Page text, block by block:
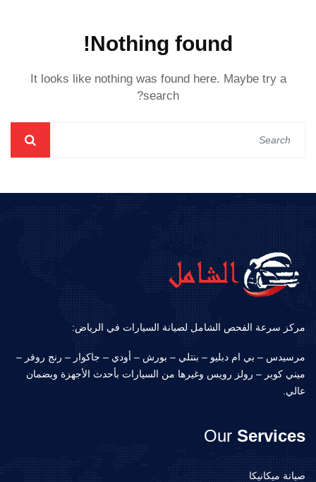
Nothing found!
It looks like nothing was found here. Maybe try a
search?
مركز سرعة الفحص الشامل لصيانة السيارات في الرياض:
مرسيدس – بي ام دبليو – بنتلي – بورش – أودي – جاكوار – رنج روفر –
ميني كوبر – رولز رويس وغيرها من السيارات بأحدث الأجهزة وبضمان
عالي.
Our Services
صيانة ميكانيكا